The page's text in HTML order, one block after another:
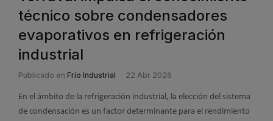
técnico sobre condensadores
evaporativos en refrigeración
industrial
Publicado en Frío Industrial 22 Abr 2026
En el ámbito de la refrigeración industrial, la elección del sistema
de condensación es un factor determinante para el rendimiento